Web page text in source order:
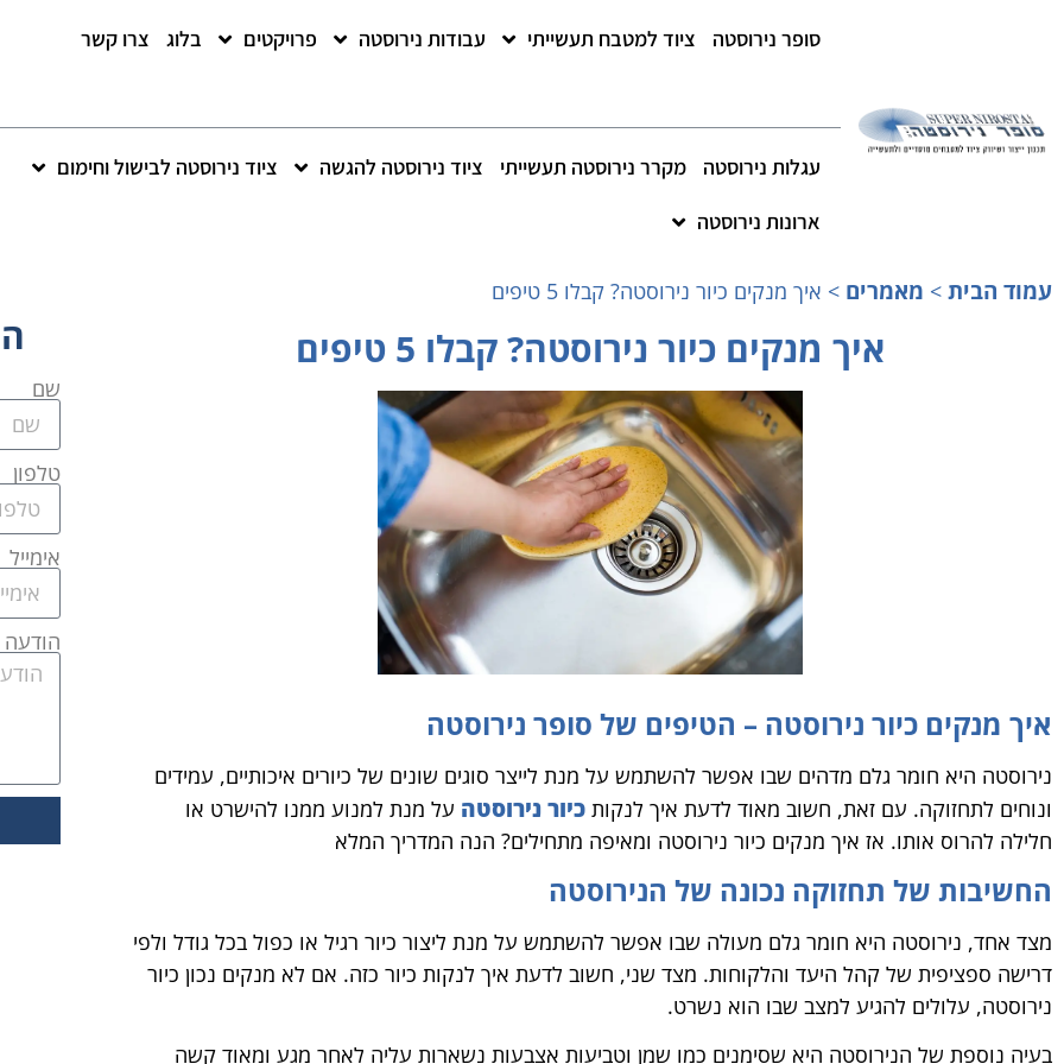
סופר נירוסטה ציוד למטבח תעשייתי עבודות נירוסטה פרויקטים בלוג צרו קשר
עגלות נירוסטה מקרר נירוסטה תעשייתי ציוד נירוסטה להגשה
ציוד נירוסטה לבישול וחימום
ארונות נירוסטה
עמוד הבית > מאמרים > איך מנקים כיור נירוסטה? קבלו 5 טיפים
איך מנקים כיור נירוסטה? קבלו 5 טיפים
איך מנקים כיור נירוסטה – הטיפים של סופר נירוסטה
נירוסטה היא חומר גלם מדהים שבו אפשר להשתמש על מנת לייצר סוגים שונים של כיורים איכותיים, עמידים
ונוחים לתחזוקה. עם זאת, חשוב מאוד לדעת איך לנקות כיור נירוסטה על מנת למנוע ממנו להישרט או
חלילה להרוס אותו. אז איך מנקים כיור נירוסטה ומאיפה מתחילים? הנה המדריך המלא
החשיבות של תחזוקה נכונה של הנירוסטה
מצד אחד, נירוסטה היא חומר גלם מעולה שבו אפשר להשתמש על מנת ליצור כיור רגיל או כפול בכל גודל ולפי
דרישה ספציפית של קהל היעד והלקוחות. מצד שני, חשוב לדעת איך לנקות כיור כזה. אם לא מנקים נכון כיור
נירוסטה, עלולים להגיע למצב שבו הוא נשרט.
בעיה נוספת של הנירוסטה היא שסימנים כמו שמן וטביעות אצבעות נשארות עליה לאחר מגע ומאוד קשה
שם
טלפון
אימייל
הודעה